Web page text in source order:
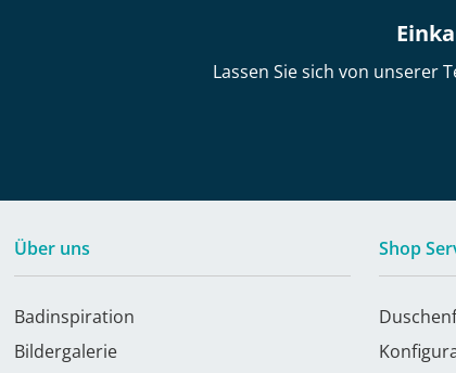
Lassen Sie sich von unserer
Über uns
Badinspiration
Bildergalerie
Shop